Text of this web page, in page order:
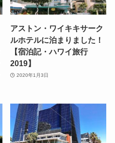
アストン・ワイキキサーク
ルホテルに泊まりました！
【宿泊記・ハワイ旅行
2019】
2020年1月3日